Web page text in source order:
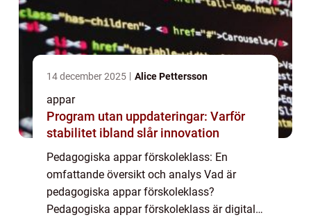
14 december 2025 Alice Pettersson
appar
Program utan uppdateringar: Varför
stabilitet ibland slår innovation
Pedagogiska appar förskoleklass: En
omfattande översikt och analys Vad är
pedagogiska appar förskoleklass?
Pedagogiska appar förskoleklass är digitala